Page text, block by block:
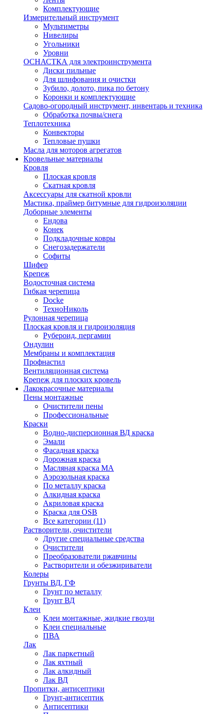
Комплектующие
Измерительный инструмент
Мультиметры
Нивелиры
Угольники
Уровни
ОСНАСТКА для электроинструмента
Диски пильные
Для шлифования и очистки
Зубило, долото, пика по бетону
Коронки и комплектующие
Садово-огородный инструмент, инвентарь и техника
Обработка почвы/снега
Теплотехника
Конвекторы
Тепловые пушки
Масла для моторов агрегатов
Кровельные материалы
Кровля
Плоская кровля
Скатная кровля
Аксессуары для скатной кровли
Мастика, праймер битумные для гидроизоляции
Доборные элементы
Ендова
Конек
Подкладочные ковры
Снегозадержатели
Софиты
Шифер
Крепеж
Водосточная система
Гибкая черепица
Docke
ТехноНиколь
Рулонная черепица
Плоская кровля и гидроизоляция
Рубероид, пергамин
Ондулин
Мембраны и комплектация
Профнастил
Вентиляционная система
Крепеж для плоских кровель
Лакокрасочные материалы
Пены монтажные
Очистители пены
Профессиональные
Краски
Водно-дисперсионная ВД краска
Эмали
Фасадная краска
Дорожная краска
Масляная краска МА
Аэрозольная краска
По металлу краска
Алкидная краска
Акриловая краска
Краска для OSB
Все категории (11)
Растворители, очистители
Другие специальные средства
Очистители
Преобразователи ржавчины
Растворители и обезжириватели
Колеры
Грунты ВД, ГФ
Грунт по металлу
Грунт ВД
Клеи
Клеи монтажные, жидкие гвозди
Клеи специальные
ПВА
Лак
Лак паркетный
Лак яхтный
Лак алкидный
Лак ВД
Пропитки, антисептики
Грунт-антисептик
Антисептики